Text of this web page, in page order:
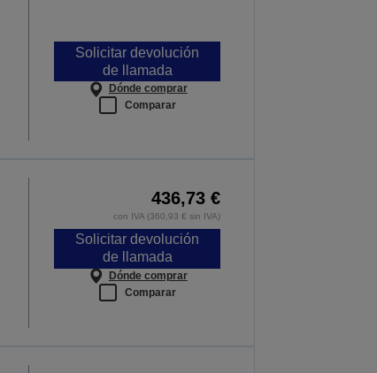
Solicitar devolución
de llamada
Dónde comprar
Comparar
436,73 €
con IVA (360,93 € sin IVA)
Solicitar devolución
de llamada
Dónde comprar
Comparar